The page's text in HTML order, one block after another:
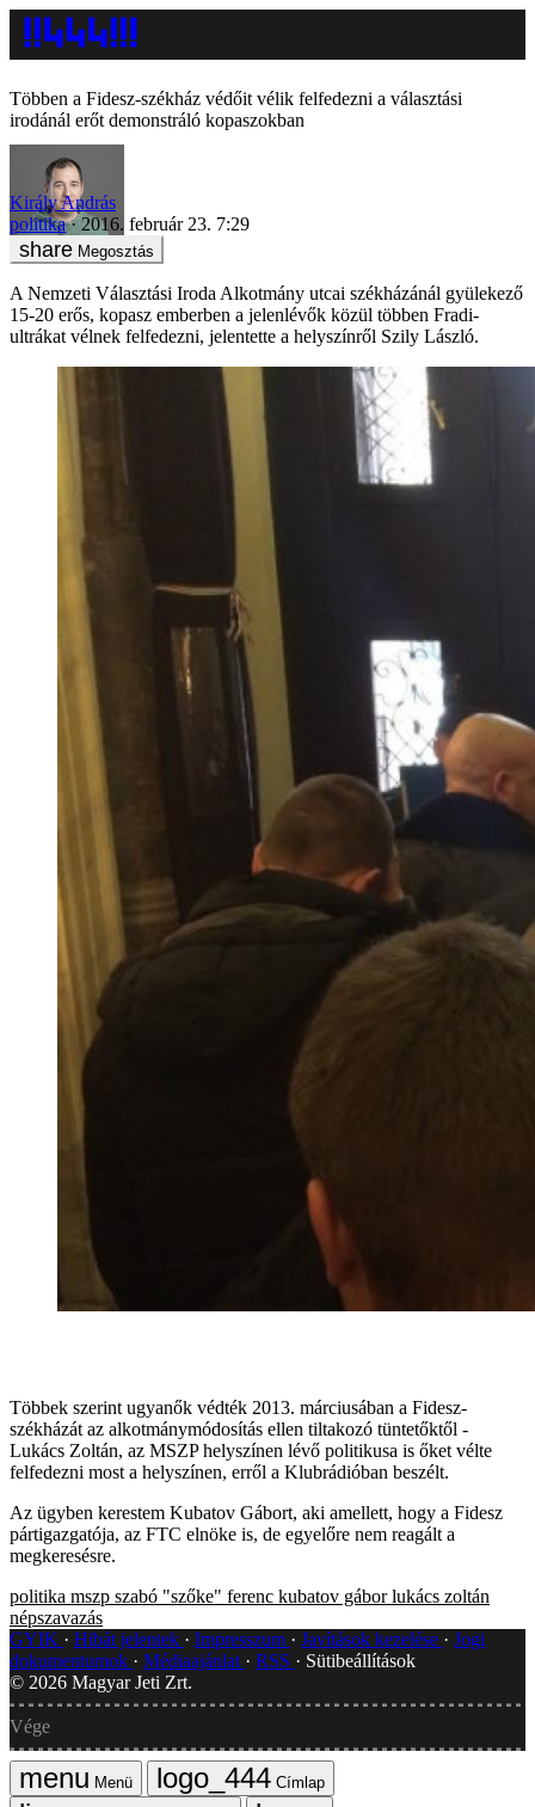
Többen a Fidesz-székház védőit vélik felfedezni a választási
irodánál erőt demonstráló kopaszokban
Király András
politika
2016. február 23. 7:29
Megosztás
A Nemzeti Választási Iroda Alkotmány utcai székházánál gyülekező
15-20 erős, kopasz emberben a jelenlévők közül többen Fradi-
ultrákat vélnek felfedezni, jelentette a helyszínről Szily László.
Többek szerint ugyanők védték 2013. márciusában a Fidesz-
székházát az alkotmánymódosítás ellen tiltakozó tüntetőktől -
Lukács Zoltán, az MSZP helyszínen lévő politikusa is őket vélte
felfedezni most a helyszínen, erről a Klubrádióban beszélt.
Az ügyben kerestem Kubatov Gábort, aki amellett, hogy a Fidesz
pártigazgatója, az FTC elnöke is, de egyelőre nem reagált a
megkeresésre.
politika mszp szabó "szőke" ferenc kubatov gábor lukács zoltán
népszavazás
GYIK
Hibát jelentek Impresszum Javítások kezelése
Jogi
dokumentumok
Médiaajánlat RSS
Sütibeállítások
© 2026 Magyar Jeti Zrt.
Vége
Menü
Címlap